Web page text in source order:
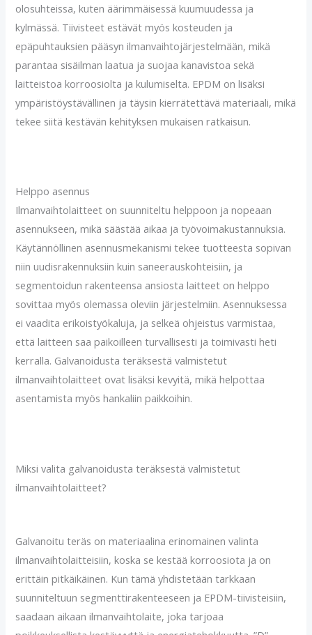
olosuhteissa, kuten äärimmäisessä kuumuudessa ja
kylmässä. Tiivisteet estävät myös kosteuden ja
epäpuhtauksien pääsyn ilmanvaihtojärjestelmään, mikä
parantaa sisäilman laatua ja suojaa kanavistoa sekä
laitteistoa korroosiolta ja kulumiselta. EPDM on lisäksi
ympäristöystävällinen ja täysin kierrätettävä materiaali, mikä
tekee siitä kestävän kehityksen mukaisen ratkaisun.
Helppo asennus
Ilmanvaihtolaitteet on suunniteltu helppoon ja nopeaan
asennukseen, mikä säästää aikaa ja työvoimakustannuksia.
Käytännöllinen asennusmekanismi tekee tuotteesta sopivan
niin uudisrakennuksiin kuin saneerauskohteisiin, ja
segmentoidun rakenteensa ansiosta laitteet on helppo
sovittaa myös olemassa oleviin järjestelmiin. Asennuksessa
ei vaadita erikoistyökaluja, ja selkeä ohjeistus varmistaa,
että laitteen saa paikoilleen turvallisesti ja toimivasti heti
kerralla. Galvanoidusta teräksestä valmistetut
ilmanvaihtolaitteet ovat lisäksi kevyitä, mikä helpottaa
asentamista myös hankaliin paikkoihin.
Miksi valita galvanoidusta teräksestä valmistetut
ilmanvaihtolaitteet?
Galvanoitu teräs on materiaalina erinomainen valinta
ilmanvaihtolaitteisiin, koska se kestää korroosiota ja on
erittäin pitkäikäinen. Kun tämä yhdistetään tarkkaan
suunniteltuun segmenttirakenteeseen ja EPDM-tiivisteisiin,
saadaan aikaan ilmanvaihtolaite, joka tarjoaa